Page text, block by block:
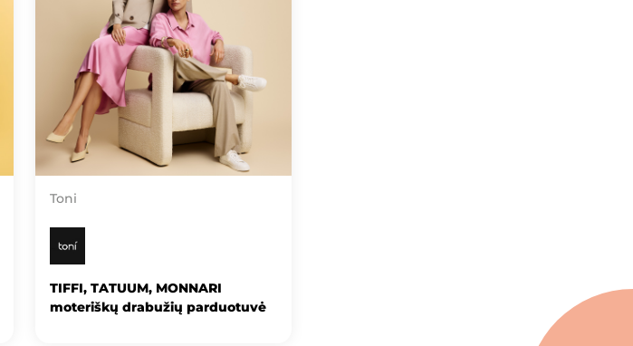
Toni
TIFFI, TATUUM, MONNARI
moteriškų drabužių parduotuvė